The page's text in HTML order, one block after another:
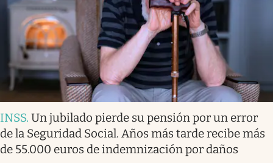
INSS. Un jubilado pierde su pensión por un error
de la Seguridad Social. Años más tarde recibe más
de 55.000 euros de indemnización por daños